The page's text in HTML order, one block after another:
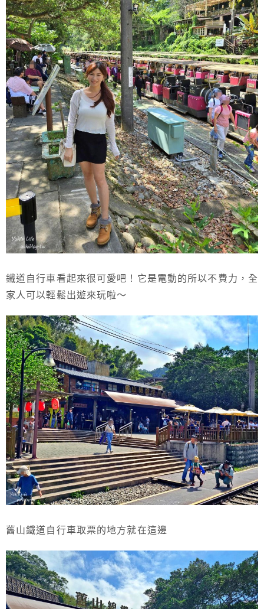
鐵道自行車看起來很可愛吧！它是電動的所以不費力，全
家人可以輕鬆出遊來玩啦～
舊山鐵道自行車取票的地方就在這邊